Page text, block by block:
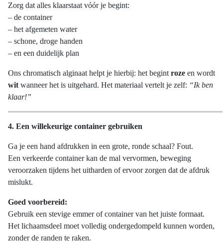
Zorg dat alles klaarstaat vóór je begint:
– de container
– het afgemeten water
– schone, droge handen
– en een duidelijk plan
Ons chromatisch alginaat helpt je hierbij: het begint roze en wordt
wit wanneer het is uitgehard. Het materiaal vertelt je zelf: “Ik ben
klaar!”
4. Een willekeurige container gebruiken
Ga je een hand afdrukken in een grote, ronde schaal? Fout.
Een verkeerde container kan de mal vervormen, beweging
veroorzaken tijdens het uitharden of ervoor zorgen dat de afdruk
mislukt.
Goed voorbereid:
Gebruik een stevige emmer of container van het juiste formaat.
Het lichaamsdeel moet volledig ondergedompeld kunnen worden,
zonder de randen te raken.